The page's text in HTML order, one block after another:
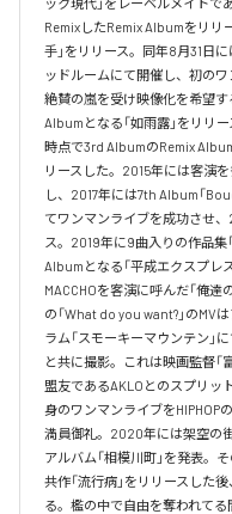
RemixしたRemix Albumをリリ
手」をリリース。同年8月31日
ッドルームにて開催し、初の
絶賛の嵐を受け映像化を希望
Albumとなる「如雨露」をリリ
時点で3rd AlbumのRemix
リースした。2015年には客演
し、2017年には7th Album「
てワンマンライブを成功させ
ス。2019年に9曲入りの作品集
Albumとなる「平成エクスプレ
MACCHOを客演に呼んだ「俺
の「What do you want?」のMV
ラム「スモーキーマウンテン」
と共に撮影。これは映画監督「
盟友であるAKLOとのスプリッ
身のワンマンライブをHIPHOP
満員御礼。2020年には架空の
アルバム「相模川町」を発表。
共作「流行病」をリリースした
る。檻の中で自由を奪われてる